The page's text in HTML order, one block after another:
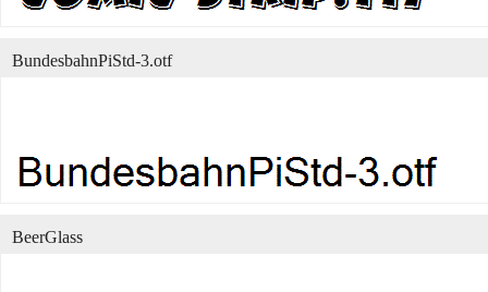
BundesbahnPiStd-3.otf
BeerGlass